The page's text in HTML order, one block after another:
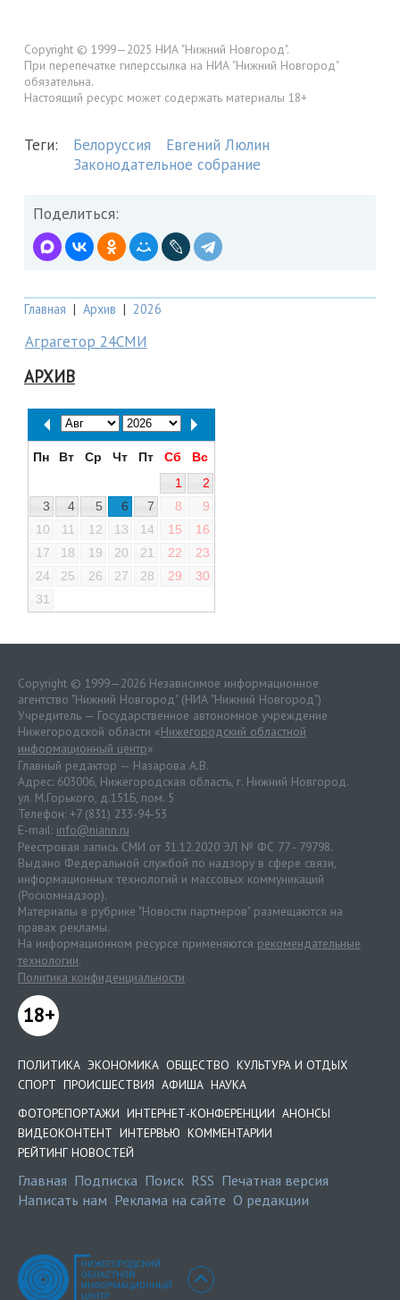
Copyright © 1999—2025 НИА "Нижний Новгород".
При перепечатке гиперссылка на НИА "Нижний Новгород"
обязательна.
Настоящий ресурс может содержать материалы 18+
Теги: Белоруссия
Евгений Люлин
Законодательное собрание
Поделиться:
Главная | Архив | 2026
Аграгетор 24СМИ
АРХИВ
Пн Вт Ср Чт Пт Сб
Вс
1
2
3
4 5 6 7 8
9
10
11 12 13 14 15
16
17
18 19 20 21 22
23
24
25 26 27 28 29
30
31
Copyright © 1999—2026 Независимое информационное
агентство "Нижний Новгород" (НИА "Нижний Новгород")
Учредитель — Государственное автономное учреждение
Нижегородской области «Нижегородский областной
информационный центр»
Главный редактор — Назарова А.В.
Адрес: 603006, Нижегородская область, г. Нижний Новгород.
ул. М.Горького, д.151Б, пом. 5
Телефон: +7 (831) 233-94-53
E-mail: info@niann.ru
Реестровая запись СМИ от 31.12.2020 ЭЛ № ФС 77 - 79798.
Выдано Федеральной службой по надзору в сфере связи,
информационных технологий и массовых коммуникаций
(Роскомнадзор).
Материалы в рубрике "Новости партнеров" размещаются на
правах рекламы.
На информационном ресурсе применяются рекомендательные
технологии.
Политика конфиденциальности
18+
ПОЛИТИКА ЭКОНОМИКА ОБЩЕСТВО КУЛЬТУРА И ОТДЫХ
СПОРТ ПРОИСШЕСТВИЯ АФИША НАУКА
ФОТОРЕПОРТАЖИ ИНТЕРНЕТ-КОНФЕРЕНЦИИ АНОНСЫ
ВИДЕОКОНТЕНТ ИНТЕРВЬЮ КОММЕНТАРИИ
РЕЙТИНГ НОВОСТЕЙ
Главная Подписка Поиск RSS Печатная версия
Написать нам Реклама на сайте О редакции